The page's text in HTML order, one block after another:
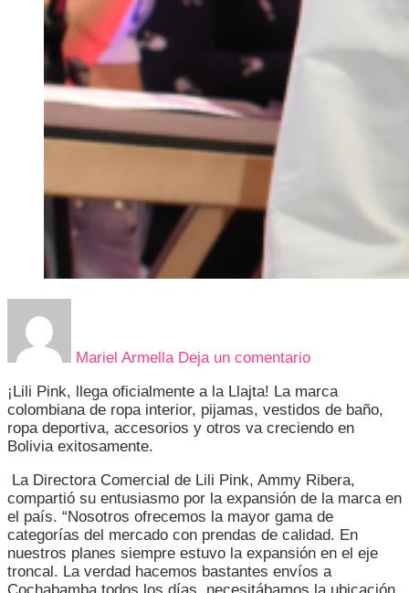
Mariel Armella Deja un comentarioINAUGURA
PRIMERA
TIENDA
EN
¡Lili Pink, llega oficialmente a la Llajta! La marca
colombiana de ropa interior, pijamas, vestidos de baño,
ropa deportiva, accesorios y otros va creciendo en
Bolivia exitosamente.
La Directora Comercial de Lili Pink, Ammy Ribera,
compartió su entusiasmo por la expansión de la marca en
el país. “Nosotros ofrecemos la mayor gama de
categorías del mercado con prendas de calidad. En
nuestros planes siempre estuvo la expansión en el eje
troncal. La verdad hacemos bastantes envíos a